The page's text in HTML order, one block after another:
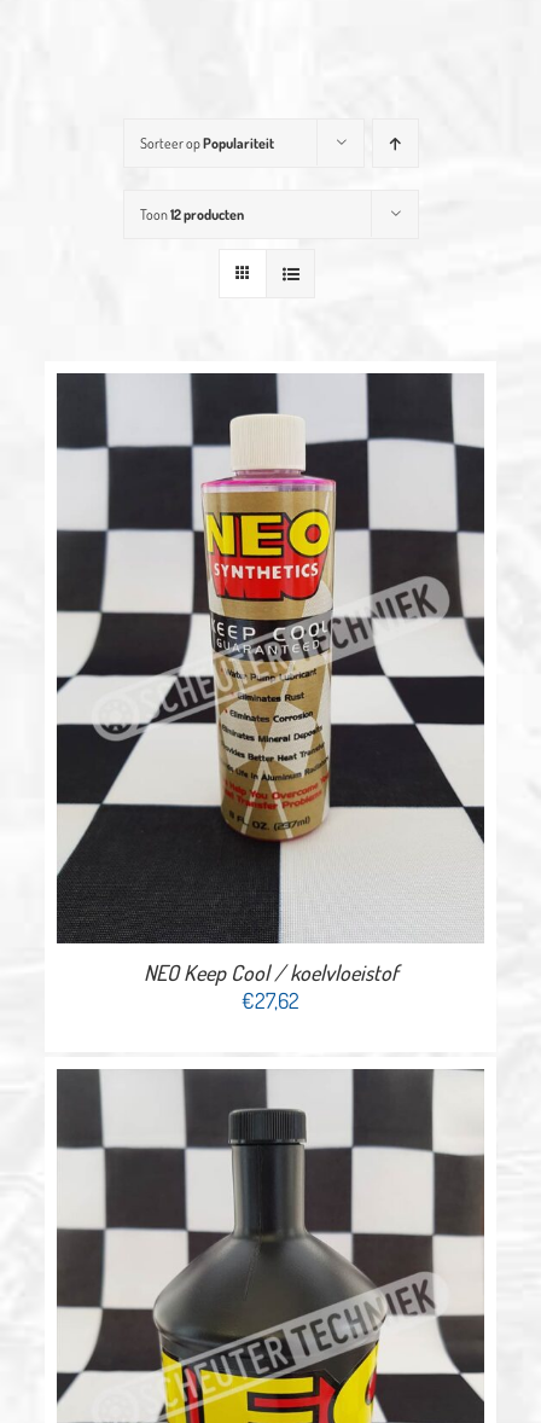
Sorteer opPopulariteit
Toon12 producten
NEO Keep Cool / koelvloeistof
€27,62